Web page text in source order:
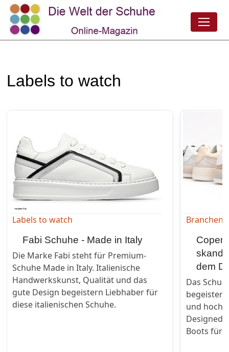
Labels to watch
Labels to watch
Fabi Schuhe - Made in Italy
Die Marke Fabi steht für Premium-
Schuhe Made in Italy. Italienische
Handwerkskunst, Qualität und das
gute Design begeistern Liebhaber für
diese italienischen Schuhe.
Branchen-
dem
Das
begeistert
und
Designed
Boots für